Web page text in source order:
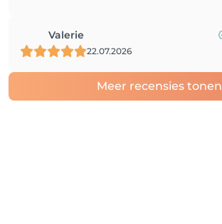
Valerie
22.07.2026
Meer recensies tonen